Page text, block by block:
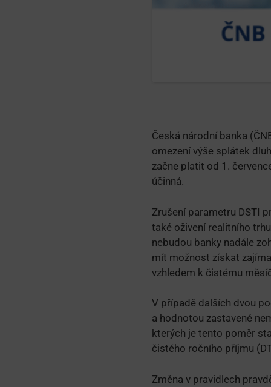
Česká národní banka
omezení výše splátek
začne platit od 1.
účinná.
Zrušení parametru DSTI
také oživení realitního
nebudou banky nadále
mít možnost získat
vzhledem k čistému
V případě dalších dvou
a hodnotou zastavené
kterých je tento poměr
čistého ročního příjmu
Změna v pravidlech